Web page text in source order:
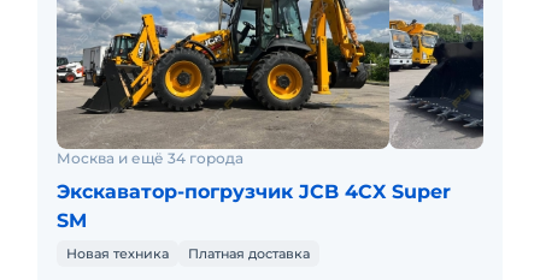
Москва и ещё 34 города
Экскаватор-погрузчик JCB 4CX Super
SM
Новая техника Платная доставка